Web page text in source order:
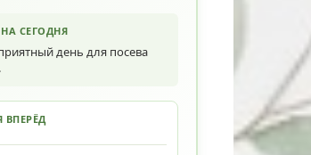
СЕГОДНЯ
день для посева
ВПЕРЁД